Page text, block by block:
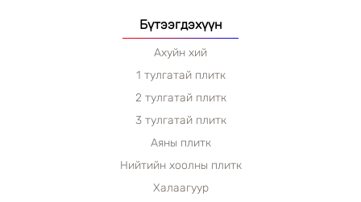
Бүтээгдэхүүн
Ахуйн хий
1 тулгатай плитк
2 тулгатай плитк
3 тулгатай плитк
Аяны плитк
Нийтийн хоолны плитк
Халаагуур